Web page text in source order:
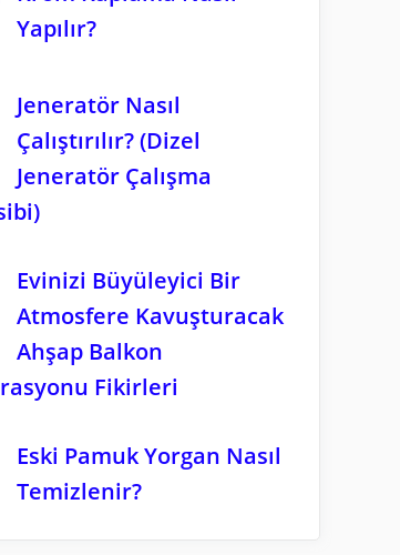
Yapılır?
Jeneratör Nasıl
Çalıştırılır? (Dizel
Jeneratör Çalışma
Evinizi Büyüleyici Bir
Atmosfere Kavuşturacak
Ahşap Balkon
Fikirleri
Eski Pamuk Yorgan Nasıl
Temizlenir?